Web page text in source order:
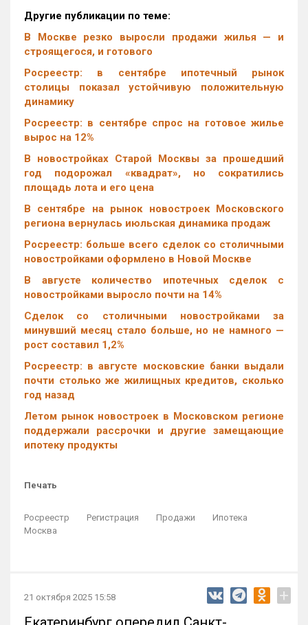
Другие публикации по теме:
В Москве резко выросли продажи жилья — и
строящегося, и готового
Росреестр: в сентябре ипотечный рынок
столицы показал устойчивую положительную
динамику
Росреестр: в сентябре спрос на готовое жилье
вырос на 12%
В новостройках Старой Москвы за прошедший
год подорожал «квадрат», но сократились
площадь лота и его цена
В сентябре на рынок новостроек Московского
региона вернулась июльская динамика продаж
Росреестр: больше всего сделок со столичными
новостройками оформлено в Новой Москве
В августе количество ипотечных сделок с
новостройками выросло почти на 14%
Cделок со столичными новостройками за
минувший месяц стало больше, но не намного —
рост составил 1,2%
Росреестр: в августе московские банки выдали
почти столько же жилищных кредитов, сколько
год назад
Летом рынок новостроек в Московском регионе
поддержали рассрочки и другие замещающие
ипотеку продукты
Печать
Росреестр Регистрация Продажи
Ипотека
Москва
21 октября 2025 15:58 +